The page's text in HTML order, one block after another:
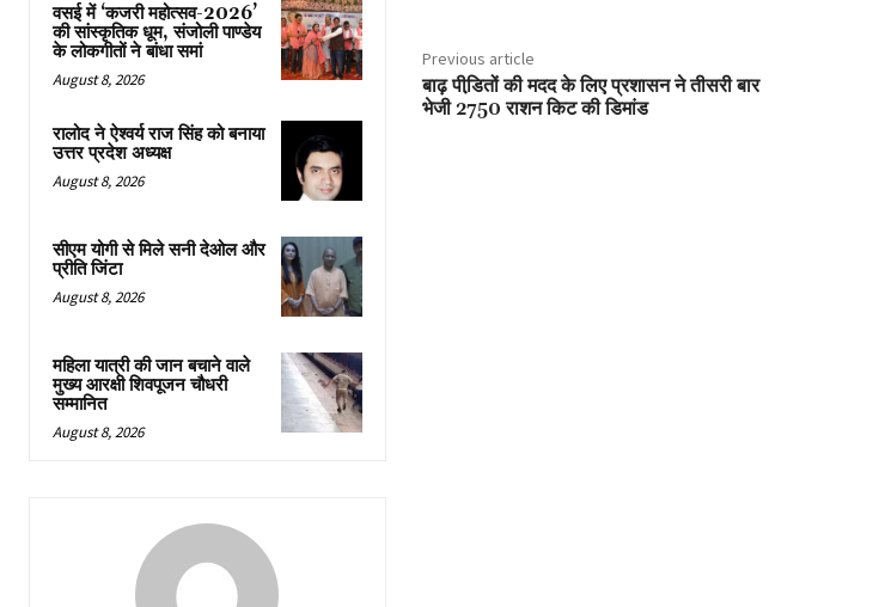
वसई में ‘कजरी महोत्सव-2026’
की सांस्कृतिक धूम, संजोली पाण्डेय
के लोकगीतों ने बांधा समां
August 8, 2026
रालोद ने ऐश्वर्य राज सिंह को बनाया
उत्तर प्रदेश अध्यक्ष
August 8, 2026
सीएम योगी से मिले सनी देओल और
प्रीति जिंटा
August 8, 2026
महिला यात्री की जान बचाने वाले
मुख्य आरक्षी शिवपूजन चौधरी
सम्मानित
August 8, 2026
Previous article
बाढ़ पीडि़तों की मदद के लिए प्रशासन ने तीसरी बार
भेजी 2750 राशन किट की डिमांड